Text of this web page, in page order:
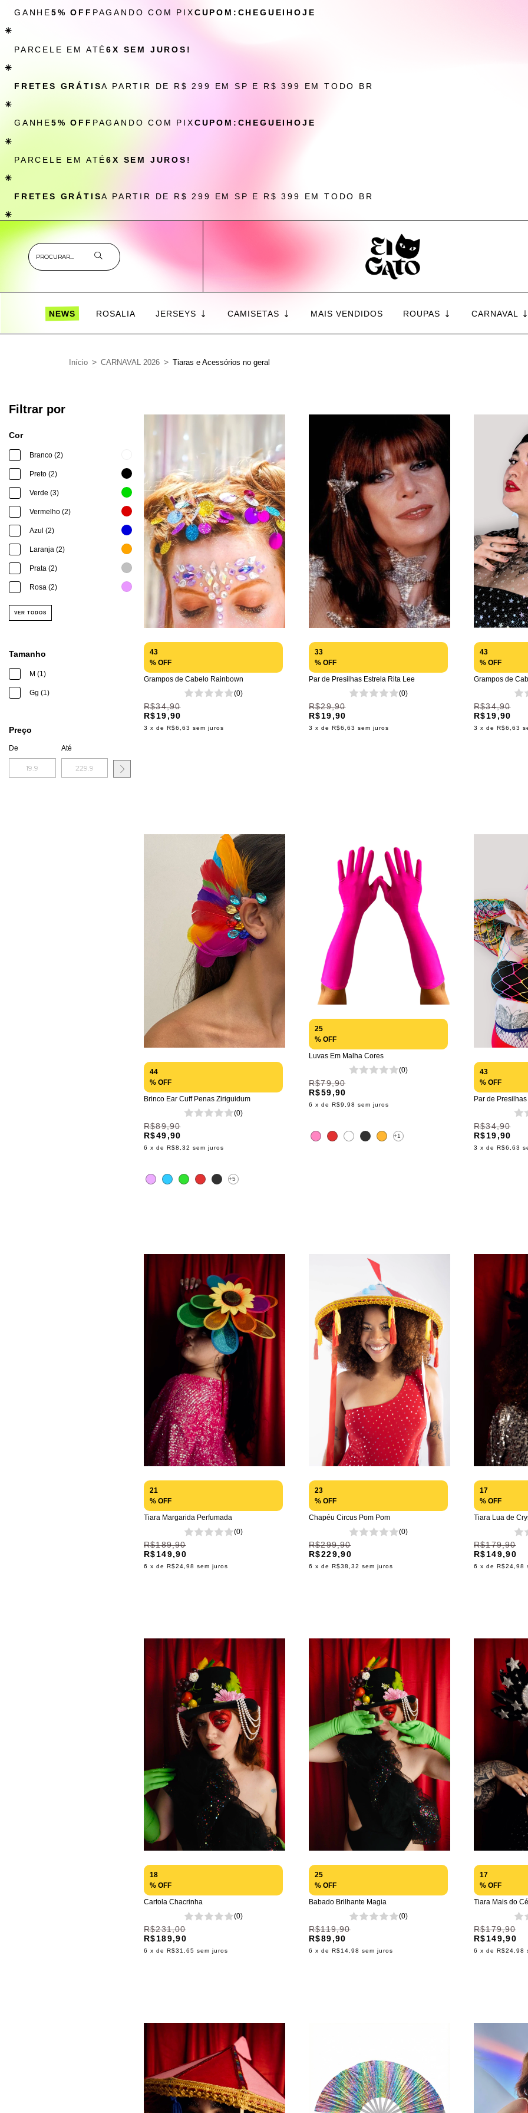
GANHE5% OFF PAGANDO COM PIXCUPOM:CHEGUEIHOJE
✳
PARCELE EM ATÉ6X SEM JUROS!
✳
FRETES GRÁTISA PARTIR DE R$ 299 EM SP E R$ 399 EM TODO BR
✳
GANHE5% OFF PAGANDO COM PIXCUPOM:CHEGUEIHOJE
✳
PARCELE EM ATÉ6X SEM JUROS!
✳
FRETES GRÁTISA PARTIR DE R$ 299 EM SP E R$ 399 EM TODO BR
✳
NEWS ROSALIA JERSEYS CAMISETAS MAIS VENDIDOS ROUPAS CARNAVAL
Início > CARNAVAL 2026 > Tiaras e Acessórios no geral
Filtrar por
Cor
Branco (2)
Preto (2)
Verde (3)
Vermelho (2)
Azul (2)
Laranja (2)
Prata (2)
Rosa (2)
VER TODOS
Tamanho
M (1)
Gg (1)
Preço
De Até
43
% OFF
Grampos de Cabelo Rainbown
(0)
R$34,90
R$19,90
3 x de R$6,63 sem juros
33
% OFF
Par de Presilhas Estrela Rita Lee
(0)
R$29,90
R$19,90
3 x de R$6,63 sem juros
43
% OFF
Grampos de
R$34,90
R$19,90
3 x de R$6,63
44
% OFF
+5
Brinco Ear Cuff Penas Ziriguidum
(0)
R$89,90
R$49,90
6 x de R$8,32 sem juros
25
% OFF
+1
Luvas Em Malha Cores
(0)
R$79,90
R$59,90
6 x de R$9,98 sem juros
43
% OFF
Par de
R$34,90
R$19,90
3 x de R$6,63
21
% OFF
Tiara Margarida Perfumada
(0)
R$189,90
R$149,90
6 x de R$24,98 sem juros
23
% OFF
Chapéu Circus Pom Pom
(0)
R$299,90
R$229,90
6 x de R$38,32 sem juros
17
% OFF
Tiara Lua de
R$179,90
R$149,90
6 x de R$24,98
18
% OFF
Cartola Chacrinha
(0)
R$231,00
R$189,90
6 x de R$31,65 sem juros
25
% OFF
Babado Brilhante Magia
(0)
R$119,90
R$89,90
6 x de R$14,98 sem juros
17
% OFF
Tiara Mais do
R$179,90
R$149,90
6 x de R$24,98